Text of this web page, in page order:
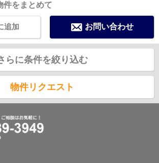
件をまとめて
お問い合わせ
追加
らに条件を絞り込む
物件リクエスト